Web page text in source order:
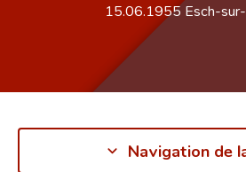
15.06.1955 Esch-
Navigation de